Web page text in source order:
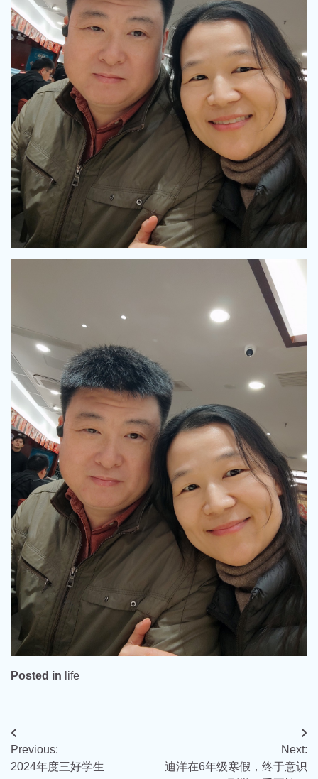
Posted in life
文
章
Previous:
2024年度三好学生
Next:
迪洋在6年级寒假，终于意识